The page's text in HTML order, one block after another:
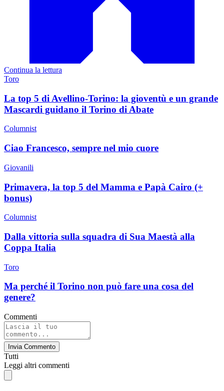
Continua la lettura
Toro
La top 5 di Avellino-Torino: la gioventù e un grande
Mascardi guidano il Torino di Abate
Columnist
Ciao Francesco, sempre nel mio cuore
Giovanili
Primavera, la top 5 del Mamma e Papà Cairo (+
bonus)
Columnist
Dalla vittoria sulla squadra di Sua Maestà alla
Coppa Italia
Toro
Ma perché il Torino non può fare una cosa del
genere?
Commenti
Invia Commento
Tutti
Leggi altri commenti